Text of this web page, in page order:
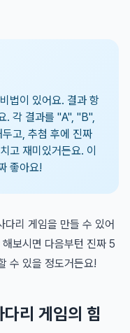
법이 있어요. 결과 항
. 각 결과를 "A", "B",
고, 추첨 후에 진짜
고 재미있거든요. 이
좋아요!
다리 게임을 만들 수 있어
보시면 다음부턴 진짜 5
수 있을 정도거든요!
리 게임의 힘